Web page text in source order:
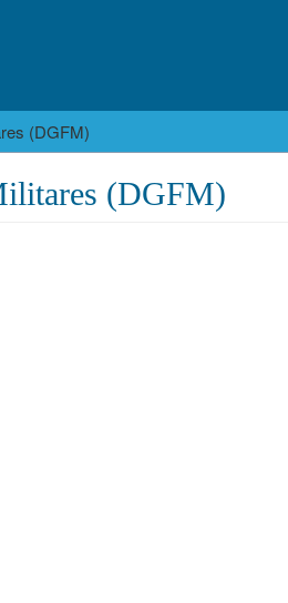
(DGFM)
(DGFM)